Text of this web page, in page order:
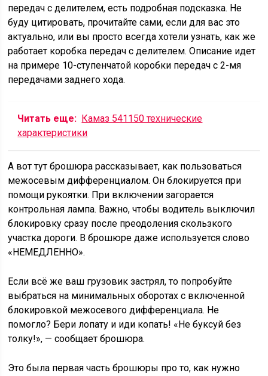
передач с делителем, есть подробная подсказка. Не
буду цитировать, прочитайте сами, если для вас это
актуально, или вы просто всегда хотели узнать, как же
работает коробка передач с делителем. Описание идет
на примере 10-ступенчатой коробки передач с 2-мя
передачами заднего хода.
Читать еще: Камаз 541150 технические
характеристики
А вот тут брошюра рассказывает, как пользоваться
межосевым дифференциалом. Он блокируется при
помощи рукоятки. При включении загорается
контрольная лампа. Важно, чтобы водитель выключил
блокировку сразу после преодоления скользкого
участка дороги. В брошюре даже используется слово
«НЕМЕДЛЕННО».
Если всё же ваш грузовик застрял, то попробуйте
выбраться на минимальных оборотах с включенной
блокировкой межосевого дифференциала. Не
помогло? Бери лопату и иди копать! «Не буксуй без
толку!», — сообщает брошюра.
Это была первая часть брошюры про то, как нужно